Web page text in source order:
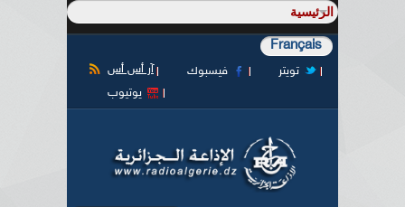
Français
آر أس أس فيسبوك
تويتر
يوتيوب